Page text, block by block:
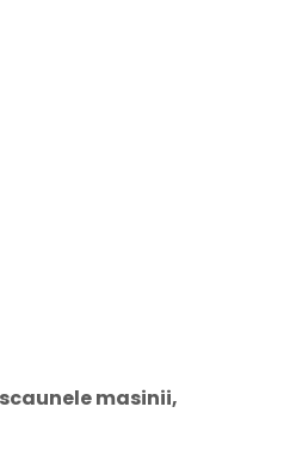
masinii,